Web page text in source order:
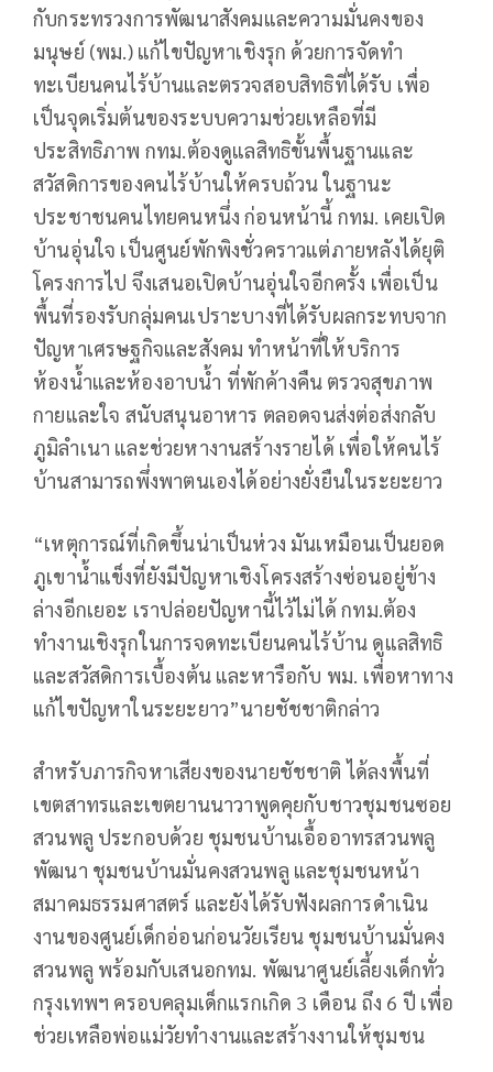
กับกระทรวงการพัฒนาสังคมและความมั่นคงของ
มนุษย์ (พม.) แก้ไขปัญหาเชิงรุก ด้วยการจัดทำ
ทะเบียนคนไร้บ้านและตรวจสอบสิทธิที่ได้รับ เพื่อ
เป็นจุดเริ่มต้นของระบบความช่วยเหลือที่มี
ประสิทธิภาพ กทม.ต้องดูแลสิทธิขั้นพื้นฐานและ
สวัสดิการของคนไร้บ้านให้ครบถ้วน ในฐานะ
ประชาชนคนไทยคนหนึ่ง ก่อนหน้านี้ กทม. เคยเปิด
บ้านอุ่นใจ เป็นศูนย์พักพิงชั่วคราวแต่ภายหลังได้ยุติ
โครงการไป จึงเสนอเปิดบ้านอุ่นใจอีกครั้ง เพื่อเป็น
พื้นที่รองรับกลุ่มคนเปราะบางที่ได้รับผลกระทบจาก
ปัญหาเศรษฐกิจและสังคม ทำหน้าที่ให้บริการ
ห้องน้ำและห้องอาบน้ำ ที่พักค้างคืน ตรวจสุขภาพ
กายและใจ สนับสนุนอาหาร ตลอดจนส่งต่อส่งกลับ
ภูมิลำเนา และช่วยหางานสร้างรายได้ เพื่อให้คนไร้
บ้านสามารถพึ่งพาตนเองได้อย่างยั่งยืนในระยะยาว
“เหตุการณ์ที่เกิดขึ้นน่าเป็นห่วง มันเหมือนเป็นยอด
ภูเขาน้ำแข็งที่ยังมีปัญหาเชิงโครงสร้างซ่อนอยู่ข้าง
ล่างอีกเยอะ เราปล่อยปัญหานี้ไว้ไม่ได้ กทม.ต้อง
ทำงานเชิงรุกในการจดทะเบียนคนไร้บ้าน ดูแลสิทธิ
และสวัสดิการเบื้องต้น และหารือกับ พม. เพื่อหาทาง
แก้ไขปัญหาในระยะยาว”นายชัชชาติกล่าว
สำหรับภารกิจหาเสียงของนายชัชชาติ ได้ลงพื้นที่
เขตสาทรและเขตยานนาวาพูดคุยกับชาวชุมชนซอย
สวนพลู ประกอบด้วย ชุมชนบ้านเอื้ออาทรสวนพลู
พัฒนา ชุมชนบ้านมั่นคงสวนพลู และชุมชนหน้า
สมาคมธรรมศาสตร์ และยังได้รับฟังผลการดำเนิน
งานของศูนย์เด็กอ่อนก่อนวัยเรียน ชุมชนบ้านมั่นคง
สวนพลู พร้อมกับเสนอกทม. พัฒนาศูนย์เลี้ยงเด็กทั่ว
กรุงเทพฯ ครอบคลุมเด็กแรกเกิด 3 เดือน ถึง 6 ปี เพื่อ
ช่วยเหลือพ่อแม่วัยทำงานและสร้างงานให้ชุมชน